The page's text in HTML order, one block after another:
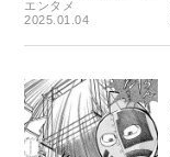
エンタメ
2025.01.04